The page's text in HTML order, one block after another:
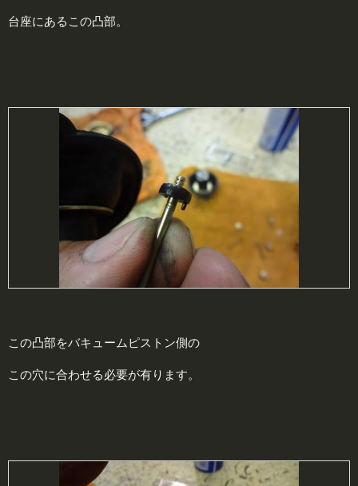
台座にあるこの凸部。
この凸部をバキュームピストン側の
この穴に合わせる必要が有ります。